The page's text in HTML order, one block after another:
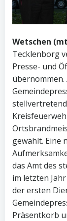
Wetschen
Tecklenborg
Presse- und
übernommen.
gewählt. Eine
das Amt des
im letzten
der ersten
Präsentkorb